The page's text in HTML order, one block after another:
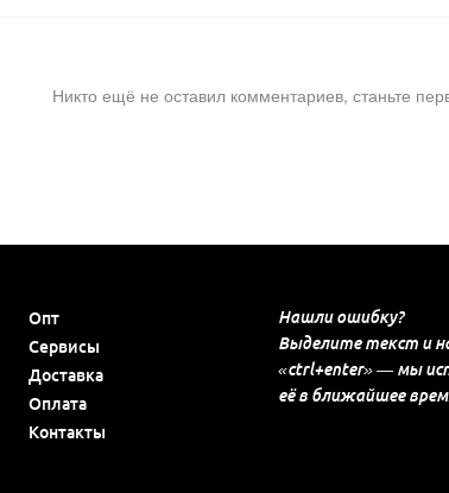
Никто ещё не оставил комментариев, станьте
Опт
Сервисы
Доставка
Оплата
Контакты
Нашли ошибку?
Выделите текст и
«ctrl+enter» — мы
её в ближайшее